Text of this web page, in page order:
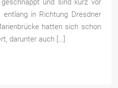
und sind kurz vor
entlang in Richtung Dresdner
hatten sich schon
darunter auch […]